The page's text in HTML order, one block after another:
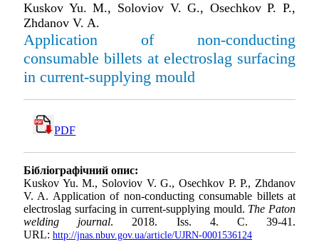
Kuskov Yu. M., Soloviov V. G., Osechkov P. P.,
Zhdanov V. A.
Application of non-conducting
consumable billets at electroslag surfacing
in current-supplying mould
PDF
Бібліографічний опис:
Kuskov Yu. M., Soloviov V. G., Osechkov P. P., Zhdanov
V. A. Application of non-conducting consumable billets at
electroslag surfacing in current-supplying mould. The Paton
welding journal. 2018. Iss. 4. С. 39-41.
URL: http://jnas.nbuv.gov.ua/article/UJRN-0001536124